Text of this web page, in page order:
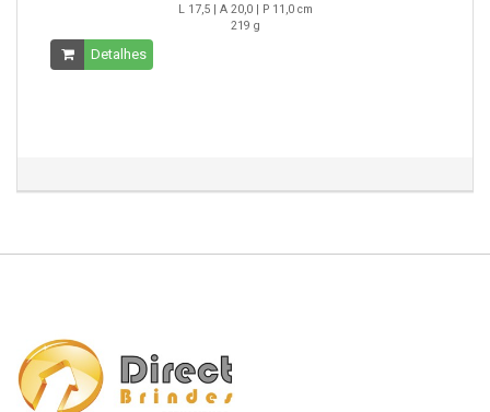
L 17,5 | A 20,0 | P 11,0 cm
219 g
Detalhes